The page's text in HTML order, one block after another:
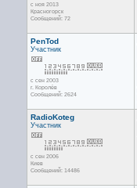
с ноя 2013
Красногорск
Сообщений: 72
PenTod
Участник
с сен 2003
г. Королёв
Сообщений: 2624
RadioKoteg
Участник
с сен 2006
Киев
Сообщений: 14486